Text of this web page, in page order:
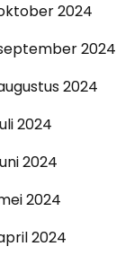
2024
2024
2024
2024
2024
2024
2024